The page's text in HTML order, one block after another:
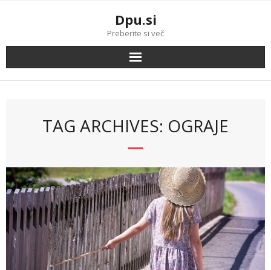
Dpu.si
Preberite si več
TAG ARCHIVES: OGRAJE